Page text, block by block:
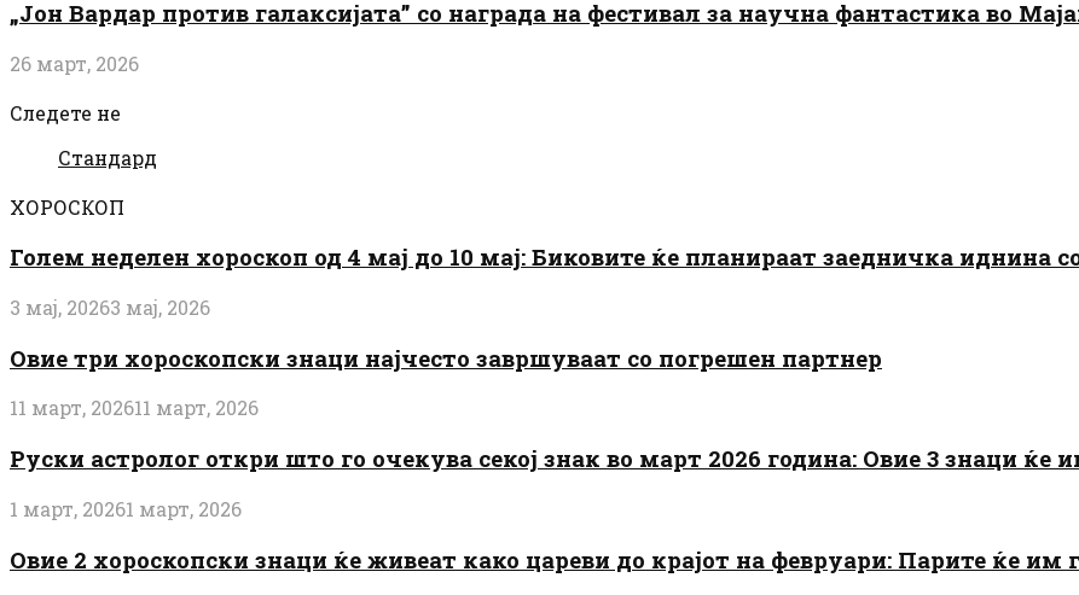
„Јон Вардар против галаксијата” со награда на фестивал за научна фантастика во
26 март, 2026
Следете не
Стандард
ХОРОСКОП
Голем неделен хороскоп од 4 мај до 10 мај: Биковите ќе планираат заедничка иднина
3 мај, 20263 мај, 2026
Овие три хороскопски знаци најчесто завршуваат со погрешен партнер
11 март, 202611 март, 2026
Руски астролог откри што го очекува секој знак во март 2026 година: Овие 3 знаци ќе
1 март, 20261 март, 2026
Овие 2 хороскопски знаци ќе живеат како цареви до крајот на февруари: Парите ќе